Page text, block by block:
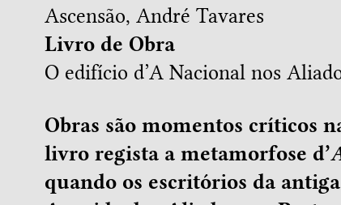
Ascensão, André Tavares
Livro de Obra
O edifício d’A Nacional nos
Obras são momentos críticos
livro regista a metamorfose d’
quando os escritórios da